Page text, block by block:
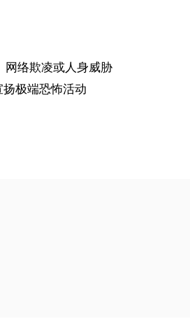
络欺凌或人身威胁
极端恐怖活动